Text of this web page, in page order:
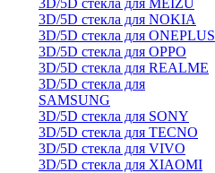
3D/5D стекла для MEIZU
3D/5D стекла для NOKIA
3D/5D стекла для ONEPLUS
3D/5D стекла для OPPO
3D/5D стекла для REALME
3D/5D стекла для
SAMSUNG
3D/5D стекла для SONY
3D/5D стекла для TECNO
3D/5D стекла для VIVO
3D/5D стекла для XIAOMI